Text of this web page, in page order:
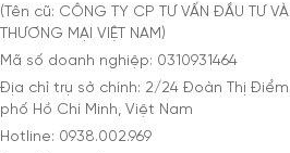
(Tên cũ: CÔNG TY CP TƯ VẤN ĐẦU TƯ VÀ
THƯƠNG MẠI VIỆT NAM)
Mã số doanh nghiệp: 0310931464
Địa chỉ trụ sở chính: 2/24 Đoàn Thị
phố Hồ Chí Minh, Việt Nam
Hotline: 0938.002.969